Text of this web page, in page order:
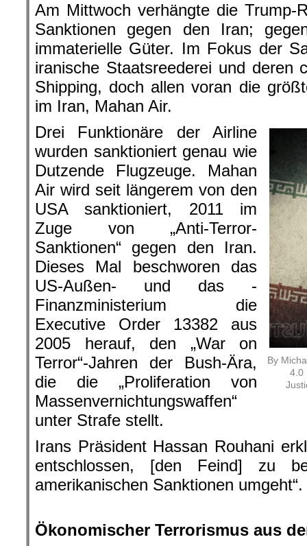
Am Mittwoch verhängte die Trump-
Sanktionen gegen den Iran;
immaterielle Güter. Im Fokus der
iranische Staatsreederei und deren
Shipping, doch allen voran die
im Iran, Mahan Air.
By
4.0
Drei Funktionäre der Airline
wurden sanktioniert genau wie
Dutzende Flugzeuge. Mahan
Air wird seit längerem von den
USA sanktioniert, 2011 im
Zuge von „Anti-Terror-
Sanktionen“ gegen den Iran.
Dieses Mal beschworen das
US-Außen- und das -
Finanzministerium die
Executive Order 13382 aus
2005 herauf, den „War on
Terror“-Jahren der Bush-Ära,
die die „Proliferation von
Massenvernichtungswaffen“
unter Strafe stellt.
Irans Präsident Hassan Rouhani
entschlossen, [den Feind] zu
amerikanischen Sanktionen umgeht“.
Ökonomischer Terrorismus aus